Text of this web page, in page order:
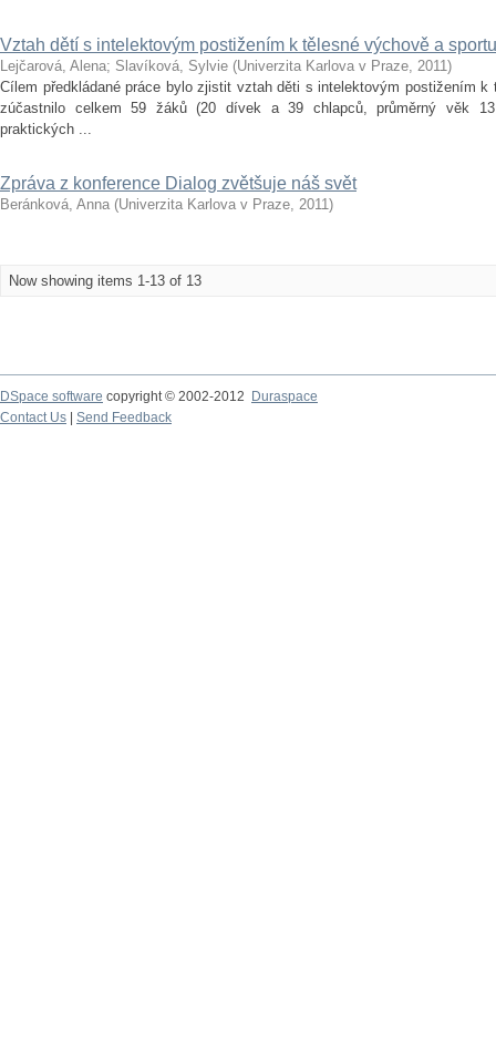
Vztah dětí s intelektovým postižením k tělesné výchově a sportu
Lejčarová, Alena; Slavíková, Sylvie (Univerzita Karlova v Praze, 2011)
Cílem předkládané práce bylo zjistit vztah děti s intelektovým postižením
zúčastnilo celkem 59 žáků (20 dívek a 39 chlapců, průměrný věk
praktických ...
Zpráva z konference Dialog zvětšuje náš svět
Beránková, Anna (Univerzita Karlova v Praze, 2011)
Now showing items 1-13 of 13
DSpace software copyright © 2002-2012
Duraspace
Contact Us
Send Feedback